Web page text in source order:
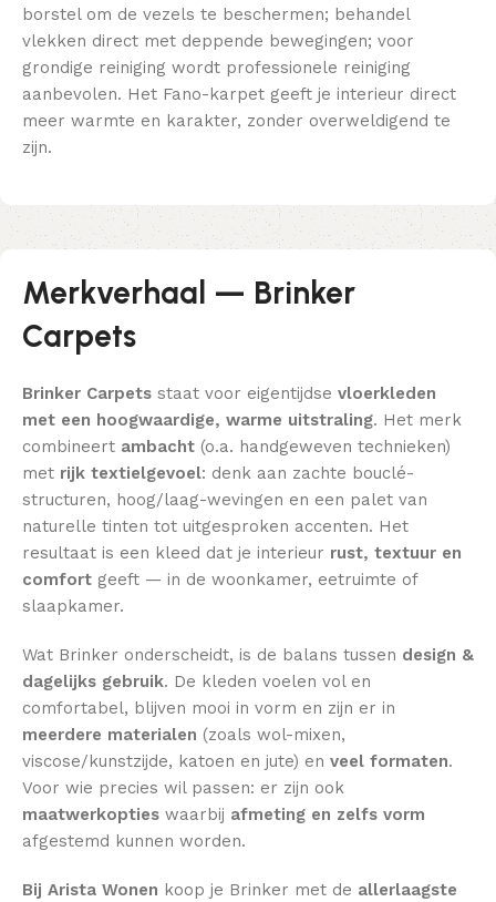
borstel om de vezels te beschermen; behandel
vlekken direct met deppende bewegingen; voor
grondige reiniging wordt professionele reiniging
aanbevolen. Het Fano-karpet geeft je interieur direct
meer warmte en karakter, zonder overweldigend te
zijn.
Merkverhaal — Brinker
Carpets
Brinker Carpets staat voor eigentijdse vloerkleden
met een hoogwaardige, warme uitstraling. Het merk
combineert ambacht (o.a. handgeweven technieken)
met rijk textielgevoel: denk aan zachte bouclé-
structuren, hoog/laag-wevingen en een palet van
naturelle tinten tot uitgesproken accenten. Het
resultaat is een kleed dat je interieur rust, textuur en
comfort geeft — in de woonkamer, eetruimte of
slaapkamer.
Wat Brinker onderscheidt, is de balans tussen design &
dagelijks gebruik. De kleden voelen vol en
comfortabel, blijven mooi in vorm en zijn er in
meerdere materialen (zoals wol-mixen,
viscose/kunstzijde, katoen en jute) en veel formaten.
Voor wie precies wil passen: er zijn ook
maatwerkopties waarbij afmeting en zelfs vorm
afgestemd kunnen worden.
Bij Arista Wonen koop je Brinker met de allerlaagste